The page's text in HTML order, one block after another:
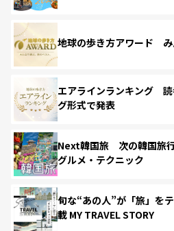
地球の歩き方アワード み
エアラインランキング 読
グ形式で発表
Next韓国旅 次の韓国旅
グルメ・テクニック
旬な“あの人”が「旅」を
載 MY TRAVEL STORY